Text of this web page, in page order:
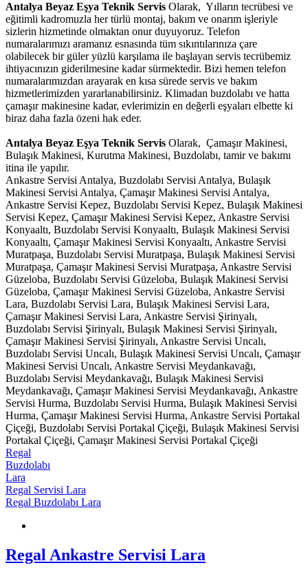
Antalya Beyaz Eşya Teknik Servis Olarak, Yılların tecrübesi ve
eğitimli kadromuzla her türlü montaj, bakım ve onarım işleriyle
sizlerin hizmetinde olmaktan onur duyuyoruz. Telefon
numaralarımızı aramanız esnasında tüm sıkıntılarınıza çare
olabilecek bir güler yüzlü karşılama ile başlayan servis tecrübemiz
ihtiyacınızın giderilmesine kadar sürmektedir. Bizi hemen telefon
numaralarımızdan arayarak en kısa sürede servis ve bakım
hizmetlerimizden yararlanabilirsiniz. Klimadan buzdolabı ve hatta
çamaşır makinesine kadar, evlerimizin en değerli eşyaları elbette ki
biraz daha fazla özeni hak eder.
Antalya Beyaz Eşya Teknik Servis Olarak, Çamaşır Makinesi,
Bulaşık Makinesi, Kurutma Makinesi, Buzdolabı, tamir ve bakımı
itina ile yapılır.
Ankastre Servisi Antalya, Buzdolabı Servisi Antalya, Bulaşık
Makinesi Servisi Antalya, Çamaşır Makinesi Servisi Antalya,
Ankastre Servisi Kepez, Buzdolabı Servisi Kepez, Bulaşık Makinesi
Servisi Kepez, Çamaşır Makinesi Servisi Kepez, Ankastre Servisi
Konyaaltı, Buzdolabı Servisi Konyaaltı, Bulaşık Makinesi Servisi
Konyaaltı, Çamaşır Makinesi Servisi Konyaaltı, Ankastre Servisi
Muratpaşa, Buzdolabı Servisi Muratpaşa, Bulaşık Makinesi Servisi
Muratpaşa, Çamaşır Makinesi Servisi Muratpaşa, Ankastre Servisi
Güzeloba, Buzdolabı Servisi Güzeloba, Bulaşık Makinesi Servisi
Güzeloba, Çamaşır Makinesi Servisi Güzeloba, Ankastre Servisi
Lara, Buzdolabı Servisi Lara, Bulaşık Makinesi Servisi Lara,
Çamaşır Makinesi Servisi Lara, Ankastre Servisi Şirinyalı,
Buzdolabı Servisi Şirinyalı, Bulaşık Makinesi Servisi Şirinyalı,
Çamaşır Makinesi Servisi Şirinyalı, Ankastre Servisi Uncalı,
Buzdolabı Servisi Uncalı, Bulaşık Makinesi Servisi Uncalı, Çamaşır
Makinesi Servisi Uncalı, Ankastre Servisi Meydankavağı,
Buzdolabı Servisi Meydankavağı, Bulaşık Makinesi Servisi
Meydankavağı, Çamaşır Makinesi Servisi Meydankavağı, Ankastre
Servisi Hurma, Buzdolabı Servisi Hurma, Bulaşık Makinesi Servisi
Hurma, Çamaşır Makinesi Servisi Hurma, Ankastre Servisi Portakal
Çiçeği, Buzdolabı Servisi Portakal Çiçeği, Bulaşık Makinesi Servisi
Portakal Çiçeği, Çamaşır Makinesi Servisi Portakal Çiçeği
Regal
Buzdolabı
Lara
Regal Servisi Lara
Regal Buzdolabı Lara
Regal Ankastre Servisi Lara